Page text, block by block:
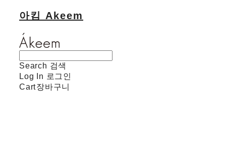
아킴 Akeem
Search 검색
Log In 로그인
Cart장바구니